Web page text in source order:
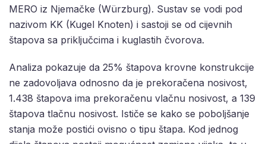
MERO iz Njemačke (Würzburg). Sustav se vodi pod
nazivom KK (Kugel Knoten) i sastoji se od cijevnih
štapova sa priključcima i kuglastih čvorova.
Analiza pokazuje da 25% štapova krovne konstrukcije
ne zadovoljava odnosno da je prekoračena nosivost,
1.438 štapova ima prekoračenu vlačnu nosivost, a 139
štapova tlačnu nosivost. Ističe se kako se poboljšanje
stanja može postići ovisno o tipu štapa. Kod jednog